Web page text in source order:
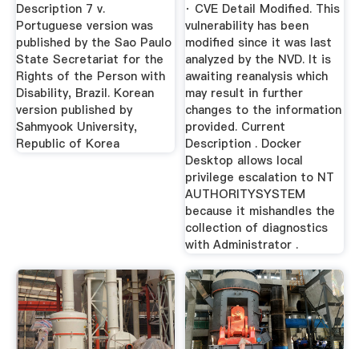
Description 7 v.
Portuguese version was
published by the Sao Paulo
State Secretariat for the
Rights of the Person with
Disability, Brazil. Korean
version published by
Sahmyook University,
Republic of Korea
· CVE Detail Modified. This
vulnerability has been
modified since it was last
analyzed by the NVD. It is
awaiting reanalysis which
may result in further
changes to the information
provided. Current
Description . Docker
Desktop allows local
privilege escalation to NT
AUTHORITYSYSTEM
because it mishandles the
collection of diagnostics
with Administrator .